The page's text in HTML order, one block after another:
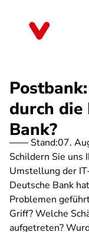
durch
Bank?
Stand:07.
Schildern Sie uns
Umstellung der
Deutsche Bank
Problemen
Griff? Welche
aufgetreten?